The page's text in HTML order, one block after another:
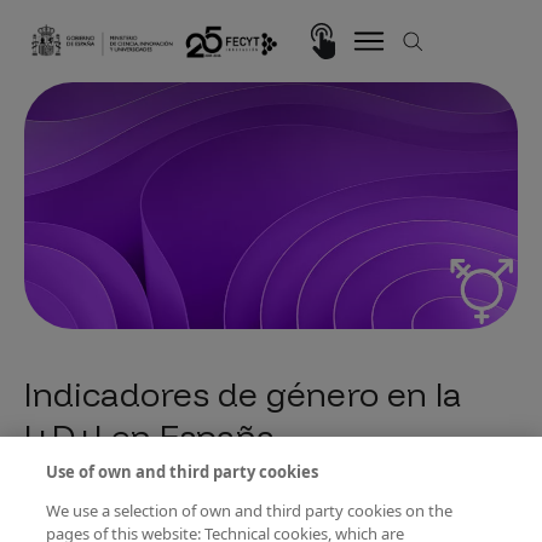
Imagen
Indicadores de género en la
I+D+I en España
los informes bienales Científicas en Cifras y Mujeres e Innovación, que
proporcionan una radiografía detallada de la situación de las mujeres
Use of own and third party cookies
We use a selection of own and third party cookies on the
pages of this website: Technical cookies, which are